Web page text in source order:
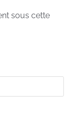
sous cette